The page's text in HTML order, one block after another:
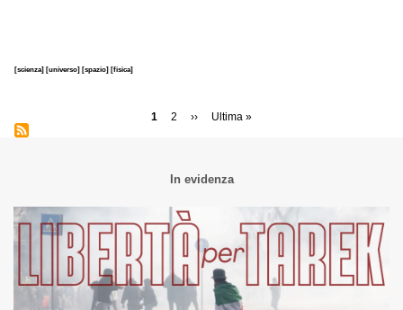
[scienza] [universo] [spazio] [fisica]
Pagina
1 Page
2
Pagina
››
Ultima
Ultima »
In evidenza